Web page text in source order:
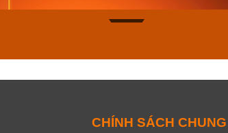
CHÍNH SÁCH CHUNG